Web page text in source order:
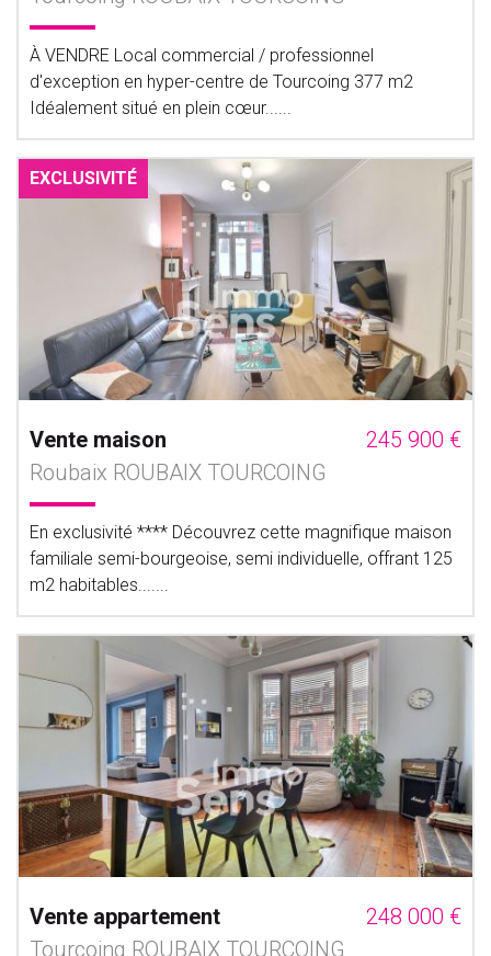
À VENDRE Local commercial / professionnel
d'exception en hyper-centre de Tourcoing 377 m2
Idéalement situé en plein cœur......
EXCLUSIVITÉ
Vente maison
245 900 €
Roubaix ROUBAIX TOURCOING
En exclusivité **** Découvrez cette magnifique maison
familiale semi-bourgeoise, semi individuelle, offrant 125
m2 habitables.......
Vente appartement
248 000 €
Tourcoing ROUBAIX TOURCOING